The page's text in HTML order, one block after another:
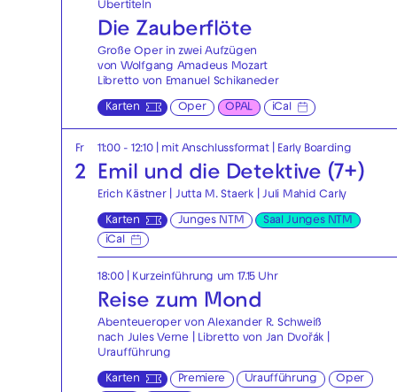
Übertiteln
Die Zauberflöte
Große Oper in zwei Aufzügen
von Wolfgang Amadeus Mozart
Libretto von Emanuel Schikaneder
Karten Oper OPAL iCal
Fr
2
11:00 - 12:10 | mit Anschlussformat| Early Boarding
Emil und die Detektive (7+)
Erich Kästner | Jutta M. Staerk | Juli Mahid Carly
Karten Junges NTM
Saal Junges NTM
iCal
18:00 | Kurzeinführung um 17.15 Uhr
Reise zum Mond
Abenteueroper von Alexander R. Schweiß
nach Jules Verne | Libretto von Jan Dvořák |
Uraufführung
Karten Premiere Uraufführung
Oper